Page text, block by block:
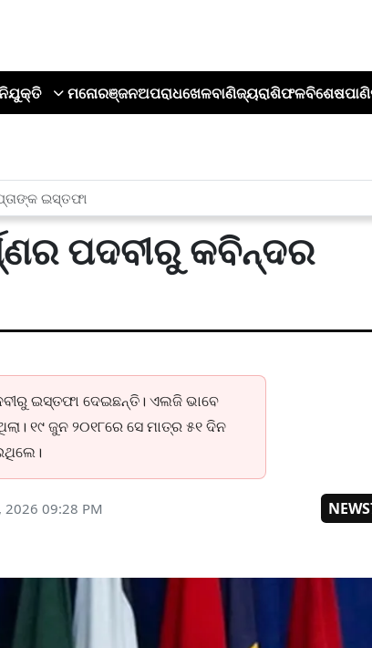
ମନୋରଞ୍ଜନଅପରାଧଖେଳବାଣିଜ୍ୟରାଶିଫଳବିଶେଷ
ଇସ୍ତଫା
ପଦବୀରୁ କବିନ୍ଦର
ଇସ୍ତଫା ଦେଇଛନ୍ତି। ଏଲଜି ଭାବେ
୧୯ ଜୁନ ୨୦୧୮ରେ ସେ ମାତ୍ର ୫୧ ଦିନ
09:28 PM